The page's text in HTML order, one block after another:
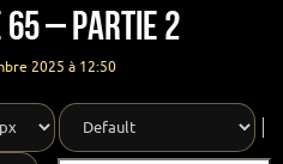
65 – Partie 2
2025 à 12:50